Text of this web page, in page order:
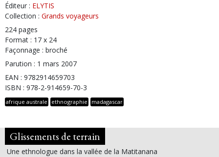
Éditeur : ELYTIS
Collection : Grands voyageurs
224 pages
Format : 17 x 24
Façonnage : broché
Parution : 1 mars 2007
EAN : 9782914659703
ISBN : 978-2-914659-70-3
afrique australe ethnographie madagascar
Glissements de terrain
Une ethnologue dans la vallée de la Matitanana